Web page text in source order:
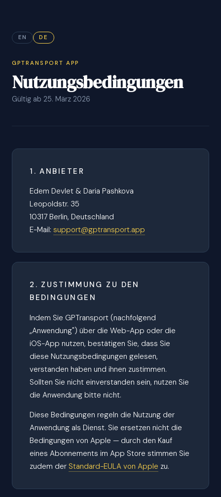
EN DE
GPTRANSPORT APP
Nutzungs­bedingungen
Gültig ab 25. März 2026
1. ANBIETER
Edem Devlet & Daria Pashkova
Leopoldstr. 35
10317 Berlin, Deutschland
E-Mail:support@gptransport.app
2. ZUSTIMMUNG ZU DEN
BEDINGUNGEN
Indem Sie GPTransport (nachfolgend
„Anwendung") über die Web-App oder die
iOS-App nutzen, bestätigen Sie, dass Sie
diese Nutzungsbedingungen gelesen,
verstanden haben und ihnen zustimmen.
Sollten Sie nicht einverstanden sein, nutzen Sie
die Anwendung bitte nicht.
Diese Bedingungen regeln die Nutzung der
Anwendung als Dienst. Sie ersetzen nicht die
Bedingungen von Apple — durch den Kauf
eines Abonnements im App Store stimmen Sie
zudem der Standard-EULA von Apple zu.